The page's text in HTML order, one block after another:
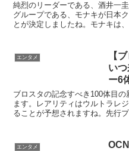
純烈のリーダーである、酒井一
グループである、モナキが日本
とが決定しましたね。モナキは
エンタメ
【
い
ー6
ブロスタの記念すべき100体目
ます。レアリティはウルトラレ
ることが予想されますね。先行
エンタメ